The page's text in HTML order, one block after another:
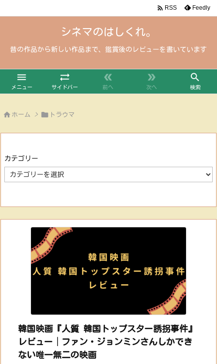
シネマのはしくれ。
昔の作品から新しい作品まで、鑑賞後のレビューを書いています

メニュー

サイドバー

前へ

次へ

検索
 RSS Feedly
 ホーム >  トラウマ
カテゴリー
テ
ゴ
韓国映画『人質 韓国トップスター誘拐事件』
レビュー│ファン・ジョンミンさんしかでき
ない唯一無二の映画